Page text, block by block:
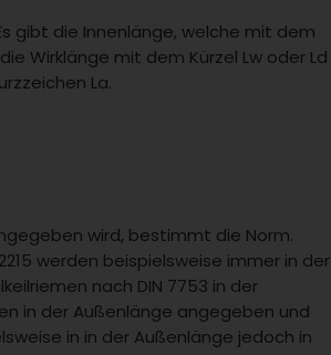
gibt die Innenlänge, welche mit dem
Wirklänge mit dem Kürzel Lw oder Ld
La.
wird, bestimmt die Norm.
werden beispielsweise immer in der
nach DIN 7753 in der
in der Außenlänge angegeben und
in in der Außenlänge jedoch in